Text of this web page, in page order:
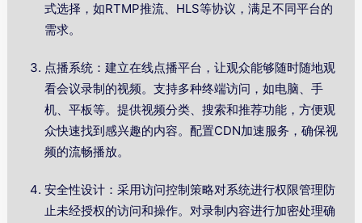
式选择，如RTMP推流、HLS等协议，满足不同平台的
需求。
点播系统：建立在线点播平台，让观众能够随时随地观
看会议录制的视频。支持多种终端访问，如电脑、手
机、平板等。提供视频分类、搜索和推荐功能，方便观
众快速找到感兴趣的内容。配置CDN加速服务，确保视
频的流畅播放。
安全性设计：采用访问控制策略对系统进行权限管理防
止未经授权的访问和操作。对录制内容进行加密处理确